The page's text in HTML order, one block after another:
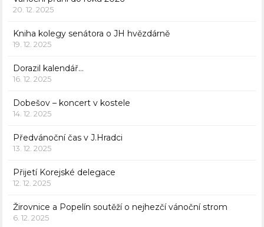
20. 12. 2025
Kniha kolegy senátora o JH hvězdárně
19. 12. 2025
Dorazil kalendář…
16. 12. 2025
Dobešov – koncert v kostele
14. 12. 2025
Předvánoční čas v J.Hradci
13. 12. 2025
Přijetí Korejské delegace
12. 12. 2025
Žirovnice a Popelín soutěží o nejhezčí vánoční strom
6. 12. 2025